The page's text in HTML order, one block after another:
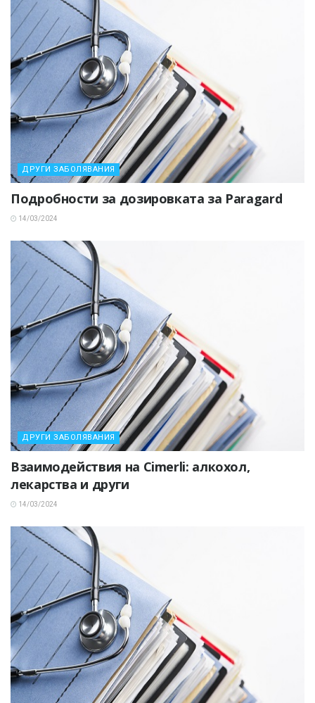
ДРУГИ ЗАБОЛЯВАНИЯ
Подробности за дозировката за Paragard
14/03/2024
ДРУГИ ЗАБОЛЯВАНИЯ
Взаимодействия на Cimerli: алкохол,
лекарства и други
14/03/2024